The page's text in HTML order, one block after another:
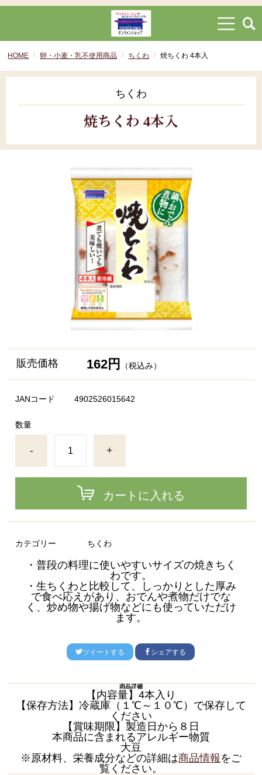
HOME 卵・小麦・乳不使用商品 ちくわ 焼ちくわ 4本入
ちくわ
焼ちくわ 4本入
販売価格 162円 （税込み）
JANコード 4902526015642
数量
- +
カートに入れる
カテゴリー ちくわ
・普段の料理に使いやすいサイズの焼きちく
わです。
・生ちくわと比較して、しっかりとした厚み
で食べ応えがあり、おでんや煮物だけでな
く、炒め物や揚げ物などにも使っていただけ
ます。
ツイートする シェアする
商品詳細
【内容量】4本入り
【保存方法】冷蔵庫（１℃～１０℃）で保存して
ください
【賞味期限】製造日から８日
本商品に含まれるアレルギー物質
大豆
※原材料、栄養成分などの詳細は商品情報 をご
覧ください。